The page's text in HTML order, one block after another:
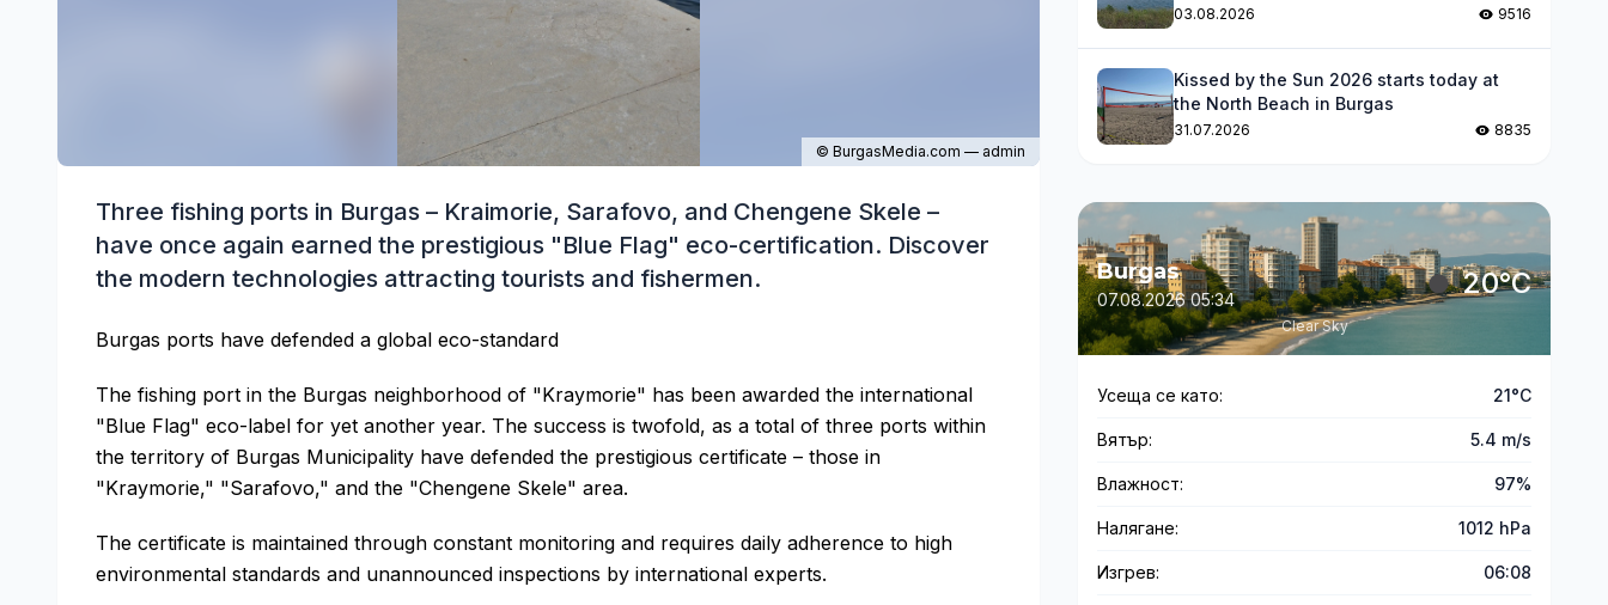
© BurgasMedia.com — admin
Three fishing ports in Burgas – Kraimorie, Sarafovo, and Chengene Skele –
have once again earned the prestigious "Blue Flag" eco-certification. Discover
the modern technologies attracting tourists and fishermen.
Burgas ports have defended a global eco-standard
The fishing port in the Burgas neighborhood of "Kraymorie" has been awarded the international
"Blue Flag" eco-label for yet another year. The success is twofold, as a total of three ports within
the territory of Burgas Municipality have defended the prestigious certificate – those in
"Kraymorie," "Sarafovo," and the "Chengene Skele" area.
The certificate is maintained through constant monitoring and requires daily adherence to high
environmental standards and unannounced inspections by international experts.
levels
03.08.2026 9516
Kissed by the Sun 2026 starts today at
the North Beach in Burgas
31.07.2026 8835
Burgas
07.08.2026 05:34 20°C
Clear Sky
Усеща се като: 21°C
Вятър: 5.4 m/s
Влажност: 97%
Налягане: 1012 hPa
Изгрев: 06:08